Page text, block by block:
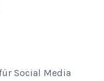
Social Media